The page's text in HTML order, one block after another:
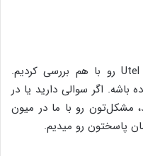
چند روش تغییر رمز وای فای مودم Utel رو با هم بررسی کردیم.
باشه. اگر سوالی دارید یا در
مشکل‌تون رو با ما در میون
پاسختون رو میدیم.